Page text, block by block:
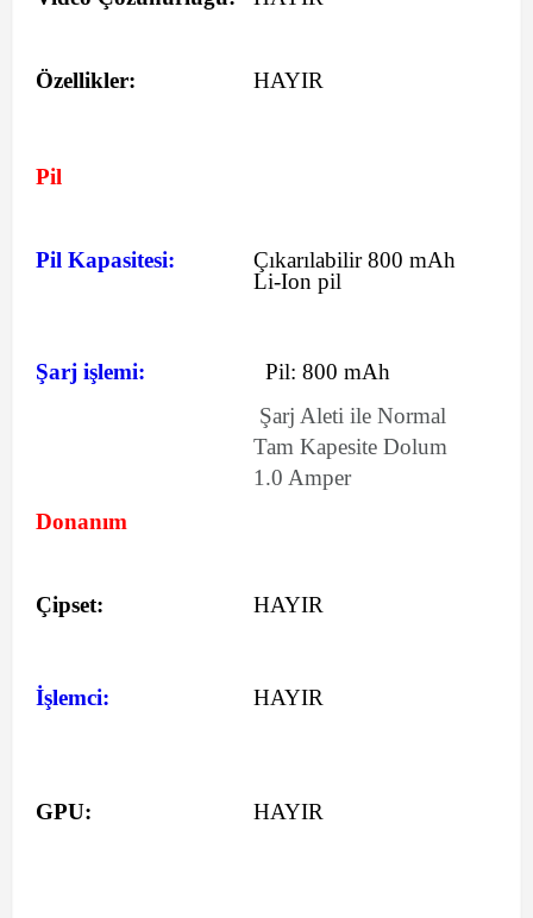
Özellikler: HAYIR
Pil
Pil Kapasitesi:
Çıkarılabilir 800 mAh
Li-Ion pil
Şarj işlemi: Pil: 800 mAh
Şarj Aleti ile Normal
Tam Kapesite Dolum
1.0 Amper
Donanım
Çipset: HAYIR
İşlemci: HAYIR
GPU: HAYIR